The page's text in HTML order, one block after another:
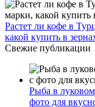
Растет ли кофе в
какой купить в
Свежие публикации
Рыба в
фото для